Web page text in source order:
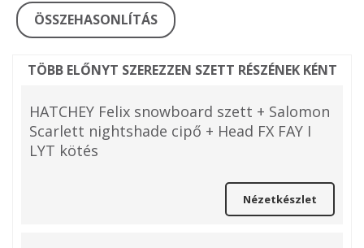
ÖSSZEHASONLÍTÁS
TÖBB ELŐNYT SZEREZZEN SZETT RÉSZÉNEK KÉNT
HATCHEY Felix snowboard szett + Salomon
Scarlett nightshade cipő + Head FX FAY I
LYT kötés
Nézetkészlet